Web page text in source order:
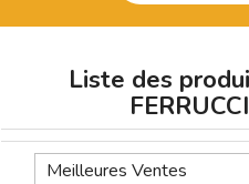
Liste des
Meilleures Ventes